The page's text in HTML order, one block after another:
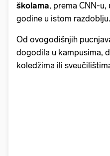
školama, prema CNN-
godine u istom razdoblju.
Od ovogodišnjih
dogodila u kampusima,
koledžima ili